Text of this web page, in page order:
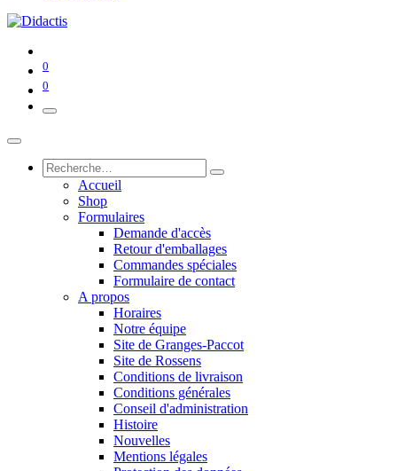
0
0
Accueil
Shop
Formulaires
Demande d'accès
Retour d'emballages
Commandes spéciales
Formulaire de contact
A propos
Horaires
Notre équipe
Site de Granges-Paccot
Site de Rossens
Conditions de livraison
Conditions générales
Conseil d'administration
Histoire
Nouvelles
Mentions légales